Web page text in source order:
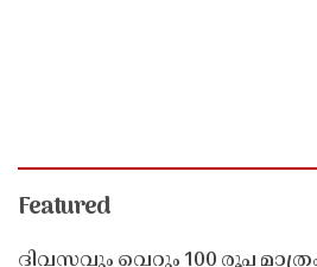
Featured
ദിവസവും വെറും 100 രൂപ